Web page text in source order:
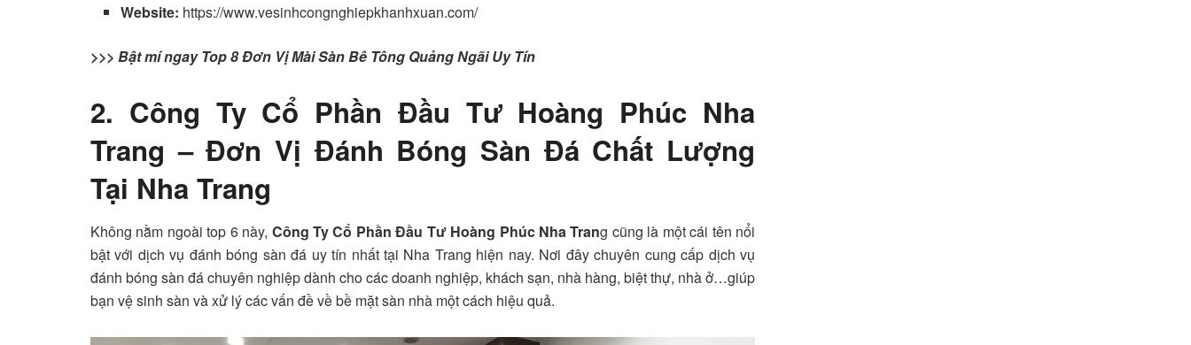
Website: https://www.vesinhcongnghiepkhanhxuan.com/
>>> Bật mí ngay Top 8 Đơn Vị Mài Sàn Bê Tông Quảng Ngãi Uy Tín
2. Công Ty Cổ Phần Đầu Tư Hoàng Phúc Nha
Trang – Đơn Vị Đánh Bóng Sàn Đá Chất Lượng
Tại Nha Trang
Không nằm ngoài top 6 này, Công Ty Cổ Phần Đầu Tư Hoàng Phúc Nha Trang cũng là một cái tên nổi
bật với dịch vụ đánh bóng sàn đá uy tín nhất tại Nha Trang hiện nay. Nơi đây chuyên cung cấp dịch vụ
đánh bóng sàn đá chuyên nghiệp dành cho các doanh nghiệp, khách sạn, nhà hàng, biệt thự, nhà ở…giúp
bạn vệ sinh sàn và xử lý các vấn đề về bề mặt sàn nhà một cách hiệu quả.